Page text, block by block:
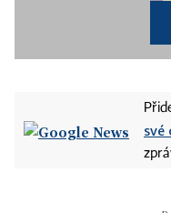
své